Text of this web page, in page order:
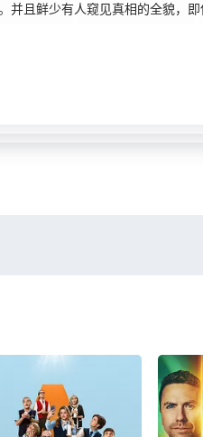
且鲜少有人窥见真相的全貌，即